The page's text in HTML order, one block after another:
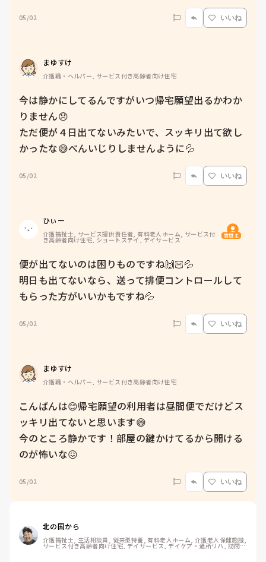
05/02 いいね
まゆすけ
介護職・ヘルパー, サービス付き高齢者向け住宅
今は静かにしてるんですがいつ帰宅願望出るかわか
りません😞
ただ便が４日出てないみたいで、スッキリ出て欲し
かったな😅べんいじりしませんように💦
05/02 いいね
ひぃー
介護福祉士, サービス提供責任者, 有料老人ホーム, サービス付
き高齢者向け住宅, ショートステイ, デイサービス 質問主
便が出てないのは困りものですね🙌🏻💦
明日も出てないなら、送って排便コントロールして
もらった方がいいかもですね💦
05/02 いいね
まゆすけ
介護職・ヘルパー, サービス付き高齢者向け住宅
こんばんは😊帰宅願望の利用者は昼間便でだけどス
ッキリ出てないと思います😅
今のところ静かです！部屋の鍵かけてるから開ける
のが怖いな😖
05/02 いいね
北の国から
介護福祉士, 生活相談員, 従来型特養, 有料老人ホーム, 介護老人保健施設,
サービス付き高齢者向け住宅, デイサービス, デイケア・通所リハ, 訪問介
護, ユニット型特養, 障害者支援施設, 訪問入浴